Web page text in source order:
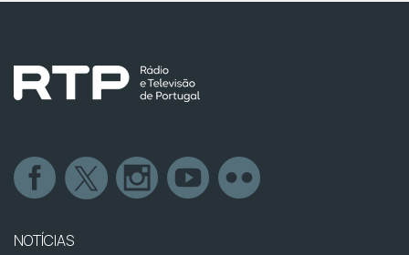
NOTÍCIAS